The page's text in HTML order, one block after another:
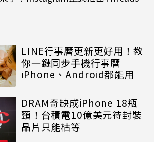
LINE行事曆更新更好用！教
你一鍵同步手機行事曆
iPhone、Android都能用
DRAM奇缺成iPhone 18瓶
頸！台積電10億美元待封裝
晶片只能枯等